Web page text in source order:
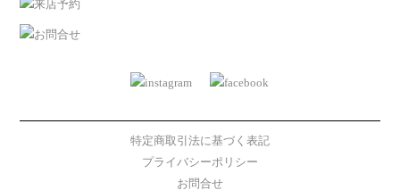
特定商取引法に基づく表記
プライバシーポリシー
お問合せ